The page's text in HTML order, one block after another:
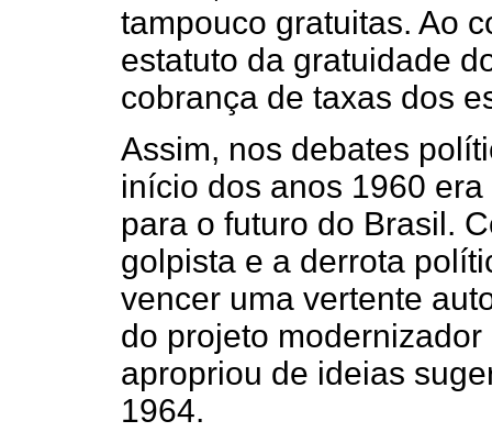
tampouco gratuitas. Ao
estatuto da gratuidade
cobrança de taxas dos
Assim, nos debates
início dos anos 1960
para o futuro do Brasil.
golpista e a derrota
vencer uma vertente
do projeto
apropriou de ideias
1964.